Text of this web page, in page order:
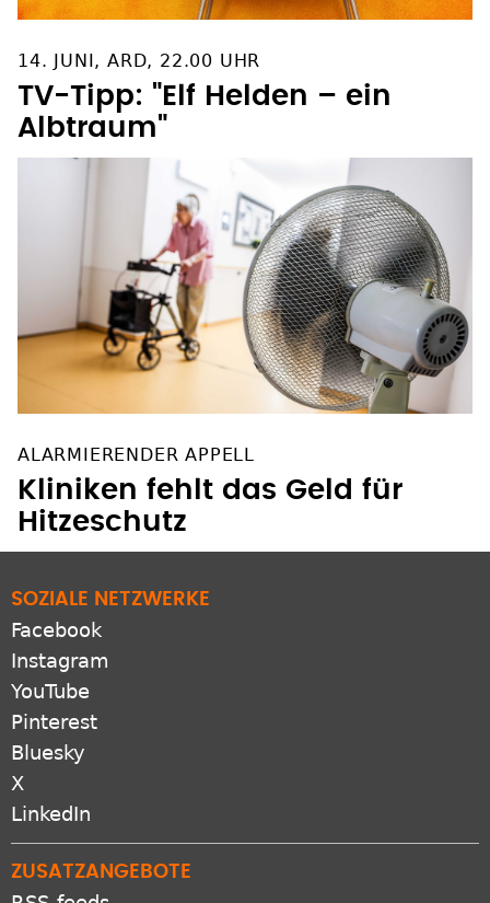
14. JUNI, ARD, 22.00 UHR
TV-Tipp: "Elf Helden – ein
ALARMIERENDER APPELL
Kliniken fehlt das Geld für
SOZIALE NETZWERKE
Facebook
Instagram
YouTube
Pinterest
Bluesky
X
ZUSATZANGEBOTE